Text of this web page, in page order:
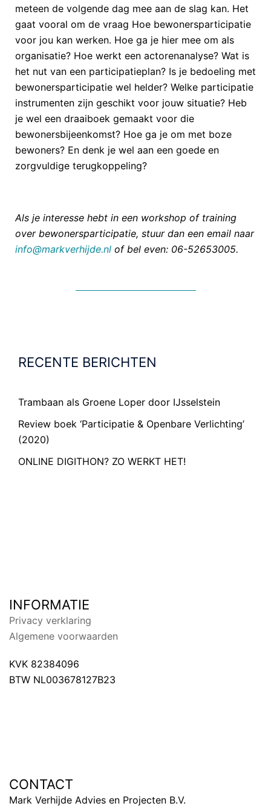
meteen de volgende dag mee aan de slag kan. Het
gaat vooral om de vraag Hoe bewonersparticipatie
voor jou kan werken. Hoe ga je hier mee om als
organisatie? Hoe werkt een actorenanalyse? Wat is
het nut van een participatieplan? Is je bedoeling met
bewonersparticipatie wel helder? Welke participatie
instrumenten zijn geschikt voor jouw situatie? Heb
je wel een draaiboek gemaakt voor die
bewonersbijeenkomst? Hoe ga je om met boze
bewoners? En denk je wel aan een goede en
zorgvuldige terugkoppeling?
Als je interesse hebt in een workshop of training
over bewonersparticipatie, stuur dan een email naar
info@markverhijde.nl of bel even: 06-52653005.
RECENTE BERICHTEN
Trambaan als Groene Loper door IJsselstein
Review boek ‘Participatie & Openbare Verlichting’
(2020)
ONLINE DIGITHON? ZO WERKT HET!
INFORMATIE
Privacy verklaring
Algemene voorwaarden
KVK 82384096
BTW NL003678127B23
CONTACT
Mark Verhijde Advies en Projecten B.V.